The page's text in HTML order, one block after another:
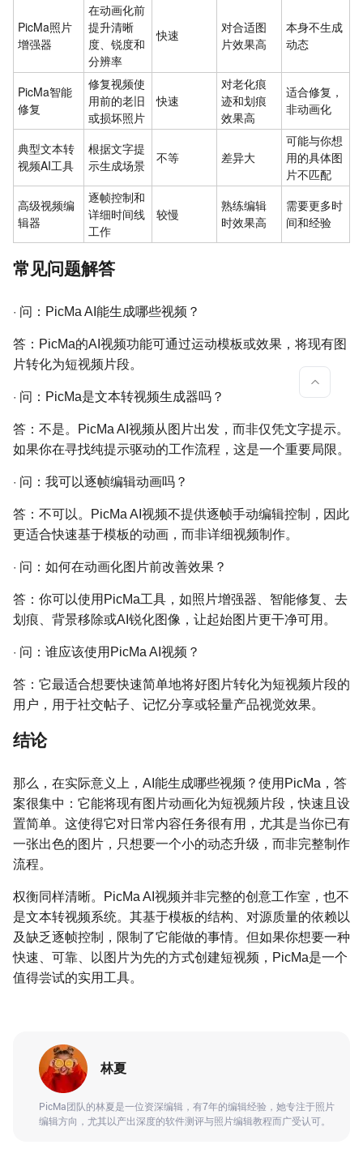
PicMa照片
增强器
在动画化前
提升清晰
度、锐度和
分辨率
快速
对合适图
片效果高
本身不生成
动态
PicMa智能
修复
修复视频使
用前的老旧
或损坏照片
快速
对老化痕
迹和划痕
效果高
适合修复，
非动画化
典型文本转
视频AI工具
根据文字提
示生成场景
不等 差异大
可能与你想
用的具体图
片不匹配
高级视频编
辑器
逐帧控制和
详细时间线
工作
较慢
熟练编辑
时效果高
需要更多时
间和经验
常见问题解答
· 问：PicMa AI能生成哪些视频？
答：PicMa的AI视频功能可通过运动模板或效果，将现有图
片转化为短视频片段。
· 问：PicMa是文本转视频生成器吗？
答：不是。PicMa AI视频从图片出发，而非仅凭文字提示。
如果你在寻找纯提示驱动的工作流程，这是一个重要局限。
· 问：我可以逐帧编辑动画吗？
答：不可以。PicMa AI视频不提供逐帧手动编辑控制，因此
更适合快速基于模板的动画，而非详细视频制作。
· 问：如何在动画化图片前改善效果？
答：你可以使用PicMa工具，如照片增强器、智能修复、去
划痕、背景移除或AI锐化图像，让起始图片更干净可用。
· 问：谁应该使用PicMa AI视频？
答：它最适合想要快速简单地将好图片转化为短视频片段的
用户，用于社交帖子、记忆分享或轻量产品视觉效果。
结论
那么，在实际意义上，AI能生成哪些视频？使用PicMa，答
案很集中：它能将现有图片动画化为短视频片段，快速且设
置简单。这使得它对日常内容任务很有用，尤其是当你已有
一张出色的图片，只想要一个小的动态升级，而非完整制作
流程。
权衡同样清晰。PicMa AI视频并非完整的创意工作室，也不
是文本转视频系统。其基于模板的结构、对源质量的依赖以
及缺乏逐帧控制，限制了它能做的事情。但如果你想要一种
快速、可靠、以图片为先的方式创建短视频，PicMa是一个
值得尝试的实用工具。
林夏
PicMa团队的林夏是一位资深编辑，有7年的编辑经验，她专注于照片
编辑方向，尤其以产出深度的软件测评与照片编辑教程而广受认可。